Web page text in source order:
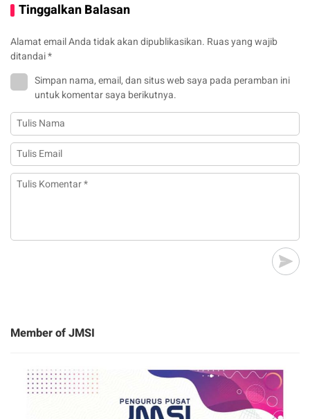
Tinggalkan Balasan
Alamat email Anda tidak akan dipublikasikan. Ruas yang wajib
ditandai*
Simpan nama, email, dan situs web saya pada peramban ini
untuk komentar saya berikutnya.
Member of JMSI